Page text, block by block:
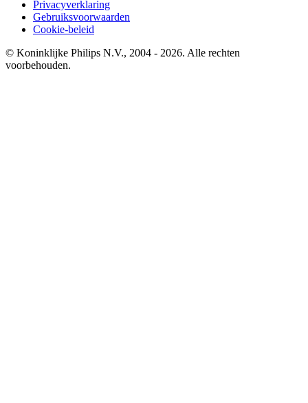
Privacyverklaring
Gebruiksvoorwaarden
Cookie-beleid
© Koninklijke Philips N.V., 2004 - 2026. Alle rechten
voorbehouden.